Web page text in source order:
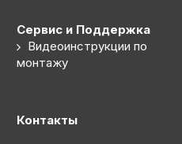
Сервис и Поддержка
Видеоинструкции по
монтажу
Контакты